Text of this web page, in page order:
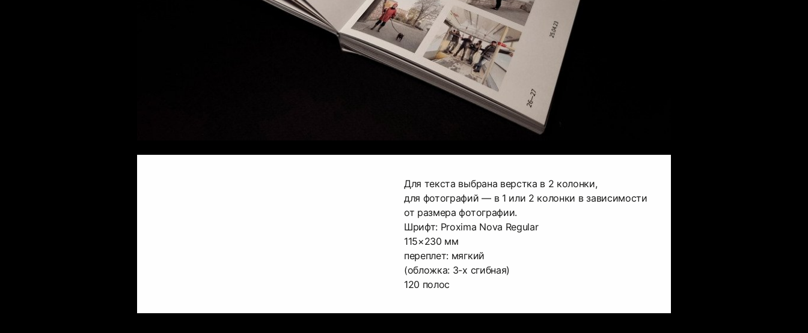
Для текста выбрана верстка в 2 колонки,
для фотографий — в 1 или 2 колонки в зависимости
от размера фотографии.
Шрифт: Proxima Nova Regular
115×230 мм
переплет: мягкий
(обложка: 3-х сгибная)
120 полос